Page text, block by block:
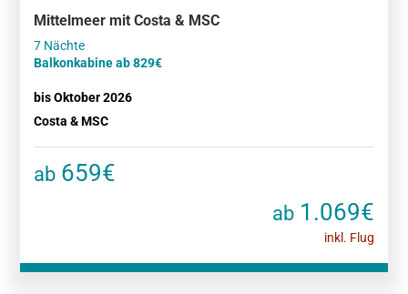
Mittelmeer mit Costa & MSC
Balkonkabine ab 829€
bis Oktober 2026
Costa & MSC
ab 659€
ab1.069€
inkl. Flug